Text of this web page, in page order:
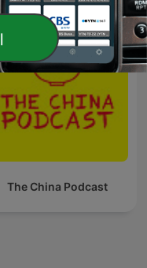
The China Podcast